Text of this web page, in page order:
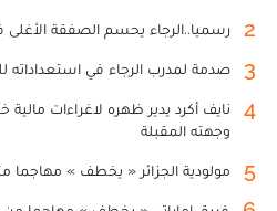
2 رسميا..الرجاء يحسم الصفقة الأغلى
3 صدمة لمدرب الرجاء في استعداداته
4
نايف أكرد يدير ظهره لاغراءات مالية
وجهته المقبلة
5 مولودية الجزائر « يخطف » مهاجما